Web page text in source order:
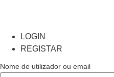
LOGIN
REGISTAR
Nome de utilizador ou email